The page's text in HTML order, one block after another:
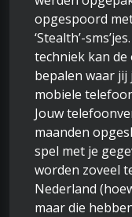
opgespoord
‘Stealth’-
techniek kan
bepalen waar jij
mobiele
Jouw
maanden
spel met je
worden zoveel
Nederland
maar die